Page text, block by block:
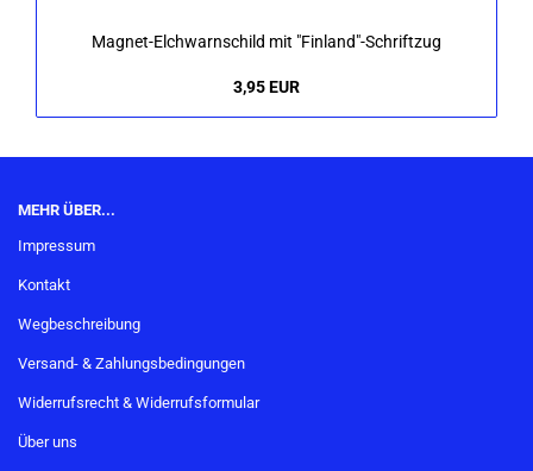
Magnet-​Elchwarnschild mit "Fin­land"-​Schriftzug
3,95 EUR
MEHR ÜBER...
Impressum
Kontakt
Wegbeschreibung
Versand- & Zahlungsbedingungen
Widerrufsrecht & Widerrufsformular
Über uns